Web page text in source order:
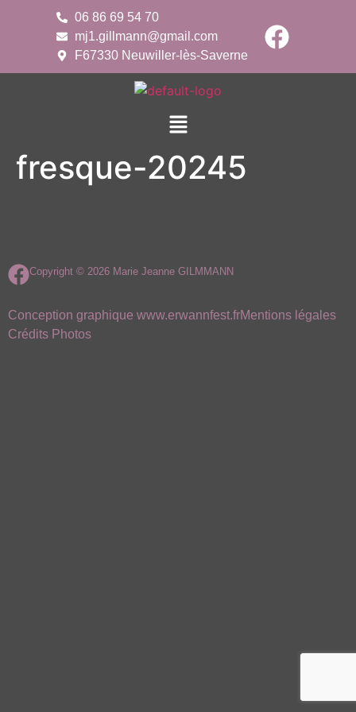
06 86 69 54 70
mj1.gillmann@gmail.com
F67330 Neuwiller-lès-Saverne
fresque-20245
Copyright © 2026 Marie Jeanne GILMMANN
Conception graphique www.erwannfest.frMentions légales
Crédits Photos